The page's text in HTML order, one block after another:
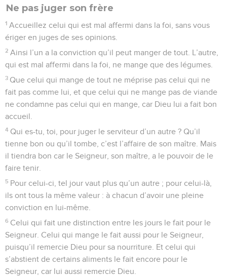
Ne pas juger son frère
1 Accueillez celui qui est mal affermi dans la foi, sans vous
ériger en juges de ses opinions.
2 Ainsi l’un a la conviction qu’il peut manger de tout. L’autre,
qui est mal affermi dans la foi, ne mange que des légumes.
3 Que celui qui mange de tout ne méprise pas celui qui ne
fait pas comme lui, et que celui qui ne mange pas de viande
ne condamne pas celui qui en mange, car Dieu lui a fait bon
accueil.
4 Qui es-tu, toi, pour juger le serviteur d’un autre ? Qu’il
tienne bon ou qu’il tombe, c’est l’affaire de son maître. Mais
il tiendra bon car le Seigneur, son maître, a le pouvoir de le
faire tenir.
5 Pour celui-ci, tel jour vaut plus qu’un autre ; pour celui-là,
ils ont tous la même valeur : à chacun d’avoir une pleine
conviction en lui-même.
6 Celui qui fait une distinction entre les jours le fait pour le
Seigneur. Celui qui mange le fait aussi pour le Seigneur,
puisqu’il remercie Dieu pour sa nourriture. Et celui qui
s’abstient de certains aliments le fait encore pour le
Seigneur, car lui aussi remercie Dieu.